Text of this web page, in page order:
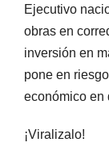
Ejecutivo
obras en
inversión en
pone en
económico en
¡Viralizalo!